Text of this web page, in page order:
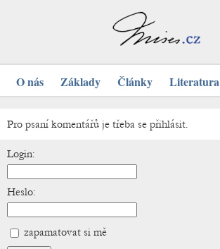
O nás Základy Články Literatura
Pro psaní komentářů je třeba se přihlásit.
Login:
Heslo:
zapamatovat si mě